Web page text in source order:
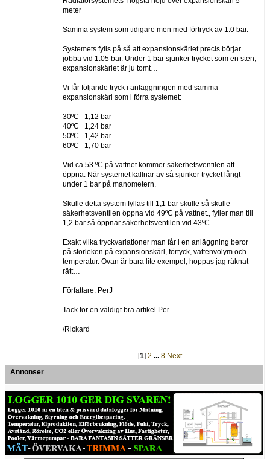
meter
Samma system som tidigare men med förtryck av 1.0 bar.
Systemets fylls på så att expansionskärlet precis börjar
jobba vid 1.05 bar. Under 1 bar sjunker trycket som en sten,
expansionskärlet är ju tomt…
Vi får följande tryck i anläggningen med samma
expansionskärl som i förra systemet:
30ºC 1,12 bar
40ºC 1,24 bar
50ºC 1,42 bar
60ºC 1,70 bar
Vid ca 53 ºC på vattnet kommer säkerhetsventilen att
öppna. När systemet kallnar av så sjunker trycket långt
under 1 bar på manometern.
Skulle detta system fyllas till 1,1 bar skulle så skulle
säkerhetsventilen öppna vid 49ºC på vattnet., fyller man till
1,2 bar så öppnar säkerhetsventilen vid 43ºC.
Exakt vilka tryckvariationer man får i en anläggning beror
på storleken på expansionskärl, förtyck, vattenvolym och
temperatur. Ovan är bara lite exempel, hoppas jag räknat
rätt…
Författare: PerJ
Tack för en väldigt bra artikel Per.
/Rickard
[1] 2 ... 8 Next
Annonser